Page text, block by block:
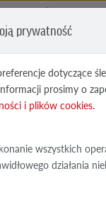
ACCUM
prywatność
dotyczące
prosimy o
i plików cookies.
wszystkich
działania